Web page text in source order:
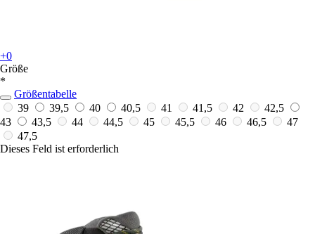
+0
Größe
*
Größentabelle
39
39,5 40 40,5 41 41,5 42
42,5
43
43,5 44 44,5 45 45,5 46 46,5
47
47,5
Dieses Feld ist erforderlich